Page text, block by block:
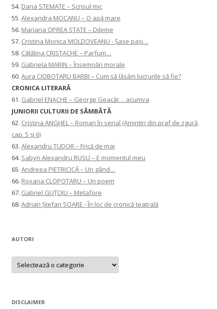
54. Daria STEMATE – Scrisul mic
55. Alexandra MOCANU – O apă mare
56. Mariana OPREA STATE – Dileme
57. Cristina Monica MOLDOVEANU - Șase pași…
58. Cătălina CRISTACHE – Parfum…
59. Gabriela MARIN – Însemnări morale
60. Aura CIOBOTARU BARBI – Cum să lăsăm lucrurile să fie?
CRONICA LITERARĂ
61. Gabriel ENACHE – George Geacăr… acumva
JUNIORII CULTURII DE SÂMBĂTĂ
62. Cristina ANGHEL – Roman în serial (Amintiri din praf de zgură,
cap. 5 și 6)
63. Alexandru TUDOR – Frică de mai
64. Sabyn Alexandru RUSU – E momentul meu
65. Andreea PIETRICICĂ – Un gând…
66. Roxana CLOPOTARU – Un poem
67. Gabriel GUȚOIU – Metafore
68. Adrian Ștefan SOARE - În loc de cronică teatrală
AUTORI
AUTORI
DISCLAIMER